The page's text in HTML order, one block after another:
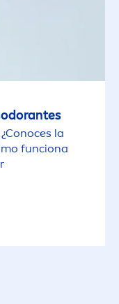
la
funciona